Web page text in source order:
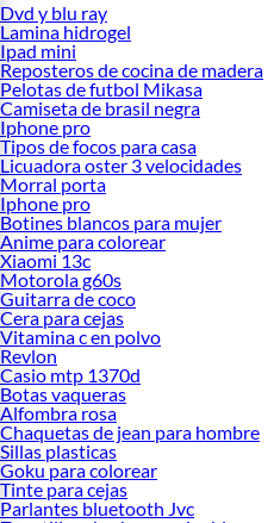
Dvd y blu ray
Lamina hidrogel
Ipad mini
Reposteros de cocina de madera
Pelotas de futbol Mikasa
Camiseta de brasil negra
Iphone pro
Tipos de focos para casa
Licuadora oster 3 velocidades
Morral porta
Iphone pro
Botines blancos para mujer
Anime para colorear
Xiaomi 13c
Motorola g60s
Guitarra de coco
Cera para cejas
Vitamina c en polvo
Revlon
Casio mtp 1370d
Botas vaqueras
Alfombra rosa
Chaquetas de jean para hombre
Sillas plasticas
Goku para colorear
Tinte para cejas
Parlantes bluetooth Jvc